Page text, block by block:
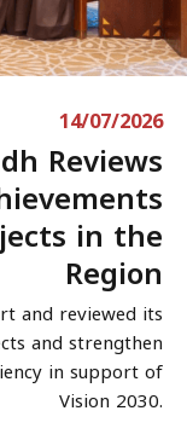
14/07/2026
Reviews
in the
Region
and reviewed its
and strengthen
in support of
Vision 2030.